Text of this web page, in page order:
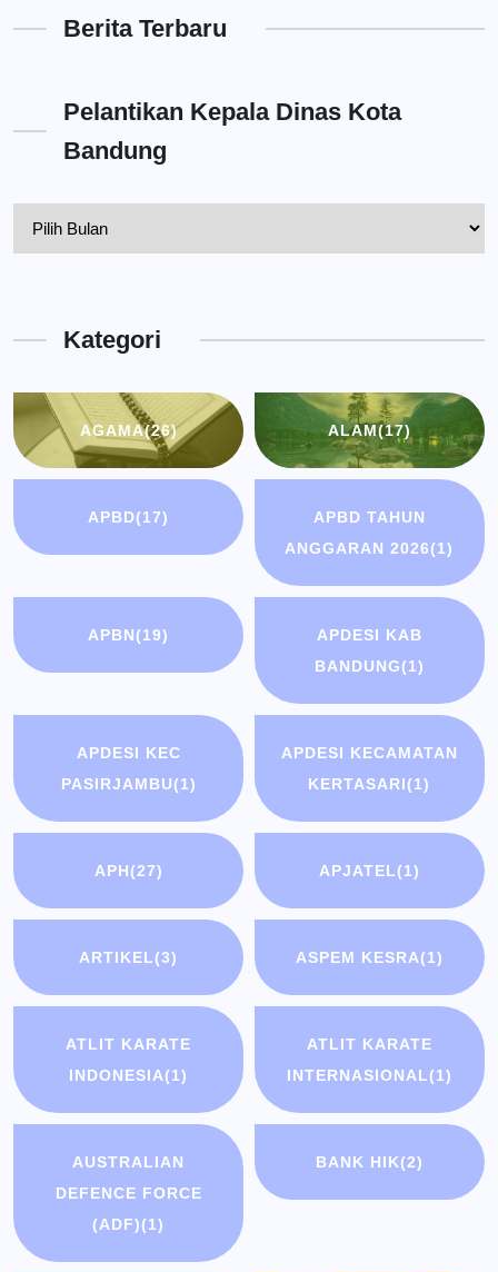
Berita Terbaru
Pelantikan Kepala Dinas Kota
Bandung
BandungKategori
AGAMA(26) ALAM(17)
APBD(17)
APBD TAHUN
ANGGARAN 2026(1)
APBN(19)
APDESI KAB
BANDUNG(1)
APDESI KEC
PASIRJAMBU(1)
APDESI KECAMATAN
KERTASARI(1)
APH(27) APJATEL(1)
ARTIKEL(3) ASPEM KESRA(1)
ATLIT KARATE
INDONESIA(1)
ATLIT KARATE
INTERNASIONAL(1)
AUSTRALIAN
DEFENCE FORCE
(ADF)(1)
BANK HIK(2)